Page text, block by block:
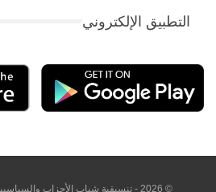
التطبيق الإلكتروني
© 2026 - تنسيقية شباب الأحزاب والسياسيين. All Rights Reserved.